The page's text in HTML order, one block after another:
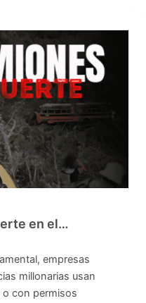
en el…
empresas
millonarias usan
con permisos